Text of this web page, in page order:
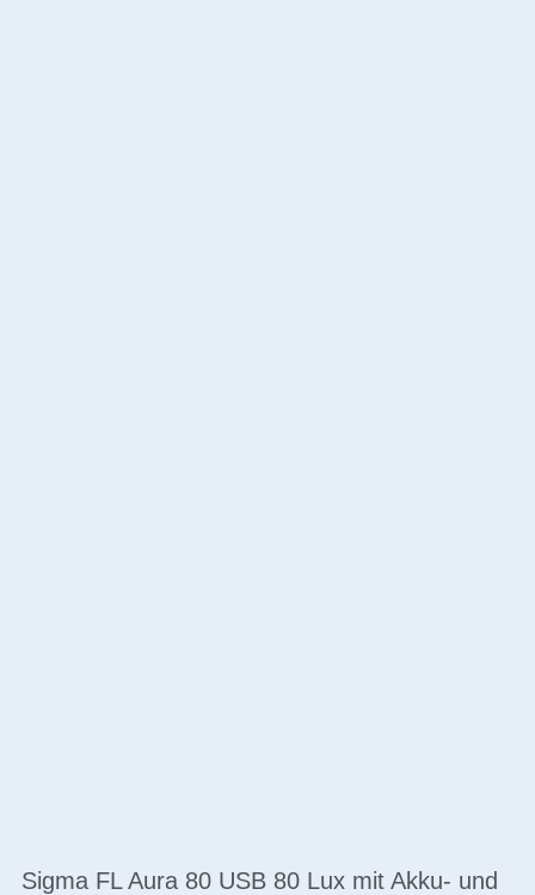
Sigma FL Aura 80 USB 80 Lux mit Akku- und